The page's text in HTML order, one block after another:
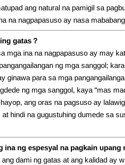
ang natural na pamigil sa
na nagpapasuso ay nasa
gatas？
mga ina na nagpapasuso ay may
ng mga sanggol;
ginawa para sa mga
ng mga sanggol, kaya “mas
ang oras na pagsuso ay
at hindi na gugustuhing dumede sa
ina ng espesyal na pagkain
ang dami ng gatas at ang kalidad ay